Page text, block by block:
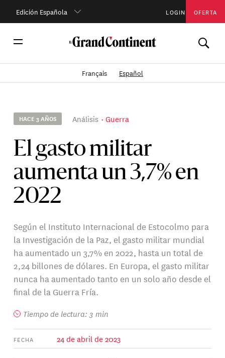
Edición Española LOGIN OFERTA
Français Español
HACE 3 AÑOS Análisis Guerra
El gasto militar
aumenta un 3,7% en
2022
Según el Instituto Internacional de Estocolmo para
la Investigación de la Paz, el gasto militar mundial
ha aumentado un 3,7% en 2022, hasta un total de
2,24 billones de dólares. En Europa, el gasto militar
nunca ha aumentado tanto en un solo año desde el
final de la Guerra Fría.
Tiempo de lectura: 3 min
FECHA 24 de abril de 2023